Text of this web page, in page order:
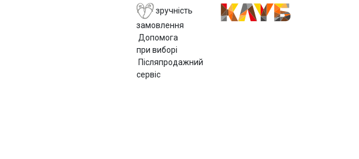
зручність
замовлення
Допомога
при виборі
Післяпродажний
сервіс